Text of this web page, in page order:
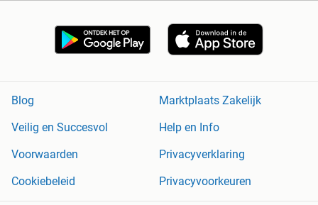
Blog
Marktplaats Zakelijk
Veilig en Succesvol
Help en Info
Voorwaarden
Privacyverklaring
Cookiebeleid
Privacyvoorkeuren